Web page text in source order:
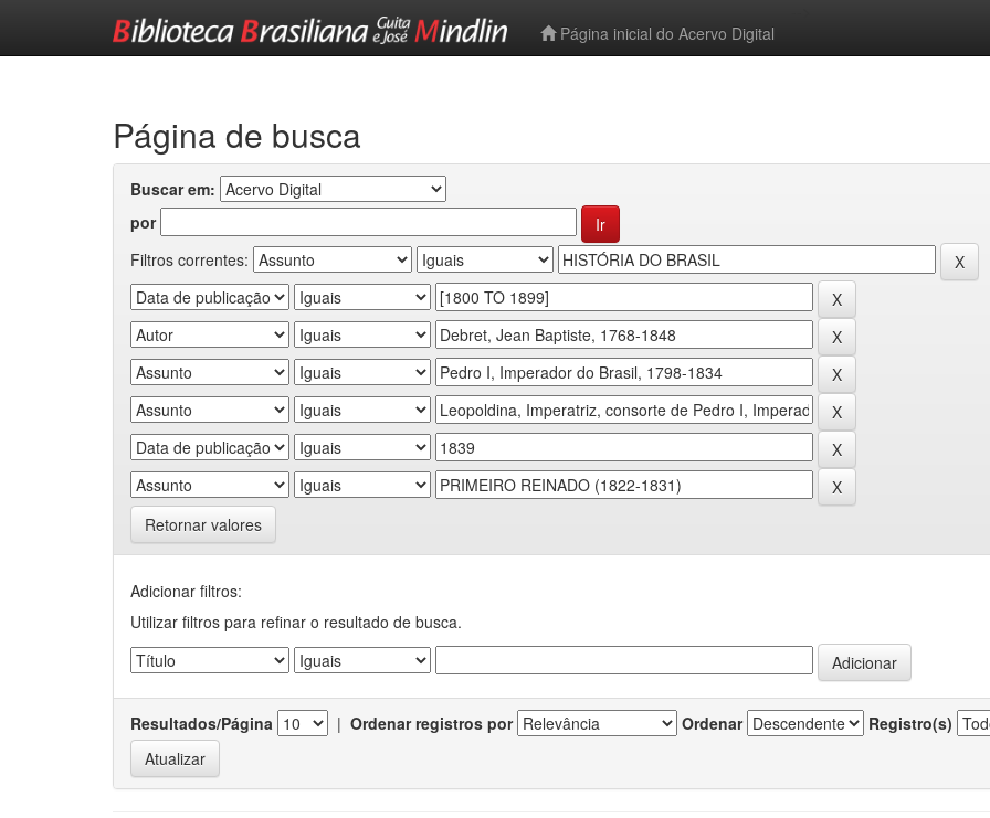
Página inicial do Acervo Digital
Página de busca
Buscar em:
por
Filtros correntes:
Retornar valores
Adicionar filtros:
Utilizar filtros para refinar o resultado de busca.
Resultados/Página | Ordenar registros por Ordenar Registro(s)